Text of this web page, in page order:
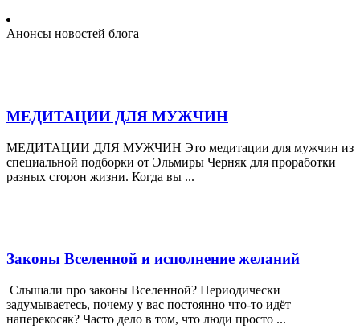
Анонсы новостей блога
МЕДИТАЦИИ ДЛЯ МУЖЧИН
МЕДИТАЦИИ ДЛЯ МУЖЧИН Это медитации для мужчин из
специальной подборки от Эльмиры Черняк для проработки
разных сторон жизни. Когда вы ...
Законы Вселенной и исполнение желаний
Слышали про законы Вселенной? Периодически
задумываетесь, почему у вас постоянно что-то идёт
наперекосяк? Часто дело в том, что люди просто ...